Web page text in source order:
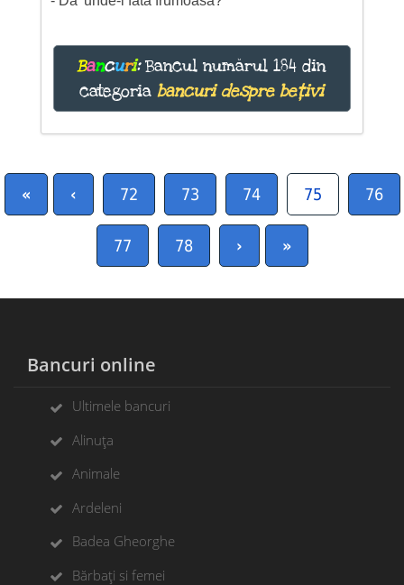
Bancuri:Bancul numărul 184 din
categoriabancuri despre bețivi
« ‹ 72 73 74 75 76
77 78 › »
Bancuri online
Ultimele bancuri
Alinuța
Animale
Ardeleni
Badea Gheorghe
Bărbați si femei